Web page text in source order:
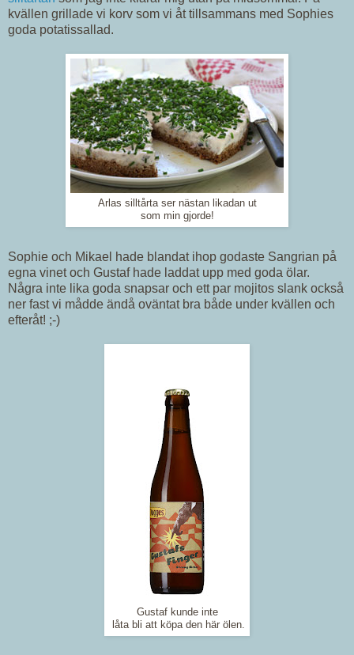
kvällen grillade vi korv som vi åt tillsammans med Sophies
goda potatissallad.
Arlas silltårta ser nästan likadan ut
som min gjorde!
Sophie och Mikael hade blandat ihop godaste Sangrian på
egna vinet och Gustaf hade laddat upp med goda ölar.
Några inte lika goda snapsar och ett par mojitos slank också
ner fast vi mådde ändå oväntat bra både under kvällen och
efteråt! ;-)
Gustaf kunde inte
låta bli att köpa den här ölen.